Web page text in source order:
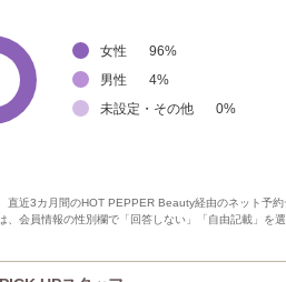
女性 96%
男性
4%
未設定・その他
0%
直近3カ月間のHOT PEPPER Beauty経由のネット予約
会員情報の性別欄で「回答しない」「自由記載」を